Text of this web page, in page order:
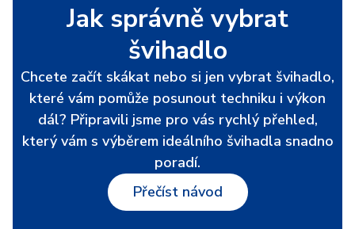
Jak správně vybrat
švihadlo
Chcete začít skákat nebo si jen vybrat švihadlo,
které vám pomůže posunout techniku i výkon
dál? Připravili jsme pro vás rychlý přehled,
který vám s výběrem ideálního švihadla snadno
poradí.
Přečíst návod